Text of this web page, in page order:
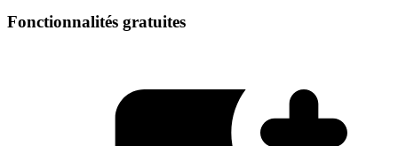
Fonctionnalités gratuites